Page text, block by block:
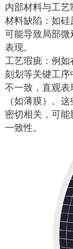
内部材料与工艺
材料缺陷：如硅
可能导致局部
表现。
工艺瑕疵：例
刻划等关键工
不一致，直观
（如薄膜）。
密切相关，可能
一致性。